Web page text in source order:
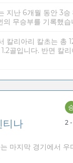
지난 6개월 동안 3승
의 무승부를 기록했습
칼리아리 칼초는 총
골입니다. 반면 칼
티나 2
마지막 경기에서 우